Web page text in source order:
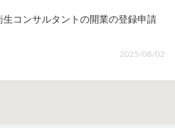
生コンサルタントの開業の登録申請
2025/08/02